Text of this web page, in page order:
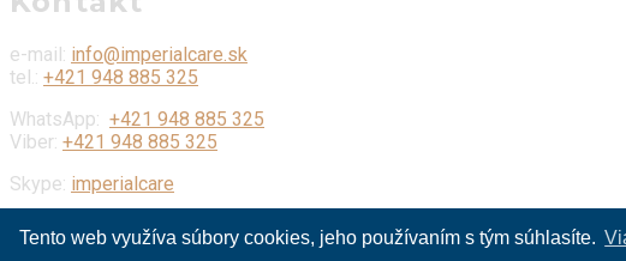
Tento web využíva súbory cookies, jeho používaním s tým súhlasíte.
e-mail: info@imperialcare.sk
tel.: +421 948 885 325
WhatsApp: +421 948 885 325
Viber: +421 948 885 325
Skype: imperialcare
© 2021 ImperialCare